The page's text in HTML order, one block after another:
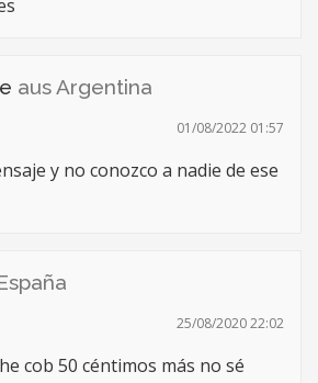
aus Argentina
01/08/2022 01:57
y no conozco a nadie de ese
25/08/2020 22:02
cob 50 céntimos más no sé